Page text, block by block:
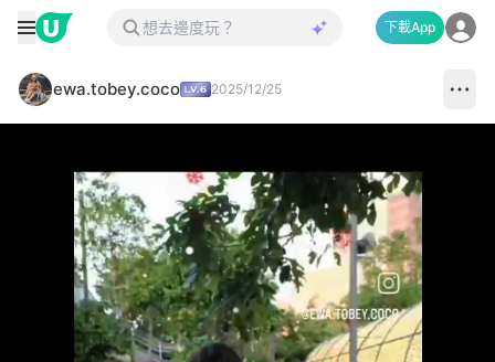
下載App
ewa.tobey.coco 2025/12/25